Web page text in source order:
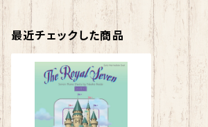
最近チェックした商品